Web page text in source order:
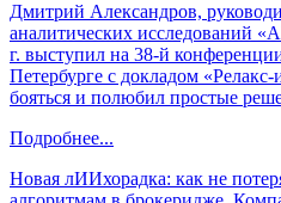
Дмитрий Александров,
аналитических исследований
г. выступил на 38-й
Петербурге с докладом «Релакс-
бояться и полюбил простые
Подробнее...
Новая лИИхорадка: как не